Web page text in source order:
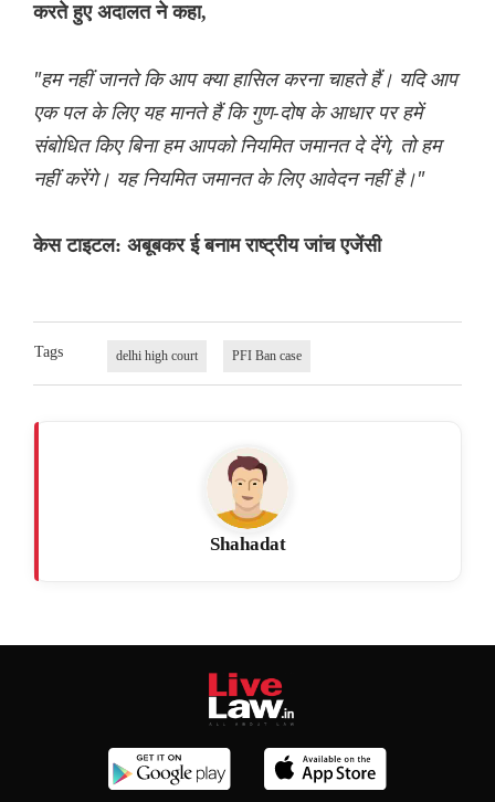
करते हुए अदालत ने कहा,
"हम नहीं जानते कि आप क्या हासिल करना चाहते हैं। यदि आप
एक पल के लिए यह मानते हैं कि गुण-दोष के आधार पर हमें
संबोधित किए बिना हम आपको नियमित जमानत दे देंगे, तो हम
नहीं करेंगे। यह नियमित जमानत के लिए आवेदन नहीं है।"
केस टाइटल: अबूबकर ई बनाम राष्ट्रीय जांच एजेंसी
Tags delhi high court PFI Ban case
Shahadat